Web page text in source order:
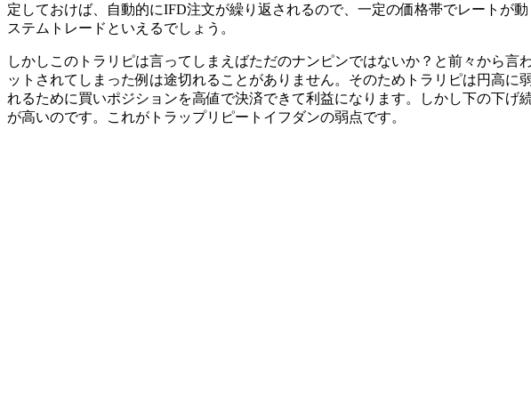
定しておけば、自動的にIFD注文が繰り返されるので、一定の価格帯でレートが
ステムトレードといえるでしょう。
しかしこのトラリピは言ってしまえばただのナンピンではないか？と前々から
ットされてしまった例は途切れることがありません。そのためトラリピは円高
れるために買いポジションを高値で決済できて利益になります。しかし下の下
が高いのです。これがトラップリピートイフダンの弱点です。